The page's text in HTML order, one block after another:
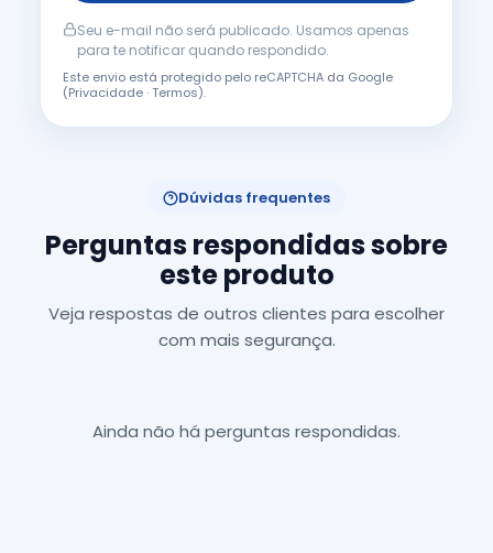
Seu e-mail não será publicado. Usamos apenas
para te notificar quando respondido.
Este envio está protegido pelo reCAPTCHA da Google
(Privacidade·Termos).
Dúvidas frequentes
Perguntas respondidas sobre
este produto
Veja respostas de outros clientes para escolher
com mais segurança.
Ainda não há perguntas respondidas.